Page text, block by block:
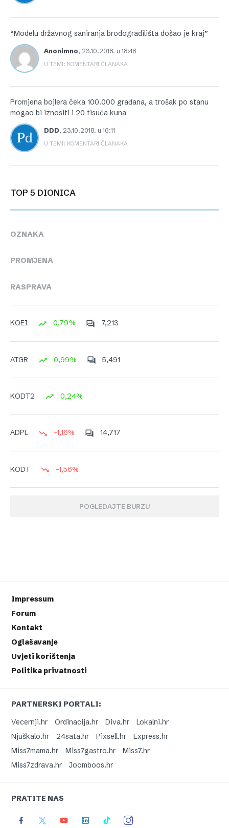
“Modelu državnog saniranja brodogradilišta došao je kraj”
Anonimno, 23.10.2018. u 18:48
U TEMI: KOMENTARI ČLANAKA
Promjena bojlera čeka 100.000 građana, a trošak po stanu
mogao bi iznositi i 20 tisuća kuna
DDD, 23.10.2018. u 16:11
U TEMI: KOMENTARI ČLANAKA
TOP 5 DIONICA
OZNAKA
PROMJENA
RASPRAVA
KOEI 0,79% 7,213
ATGR 0,99% 5,491
KODT2 0,24%
ADPL -1,16% 14,717
KODT -1,56%
POGLEDAJTE BURZU
Impressum
Forum
Kontakt
Oglašavanje
Uvjeti korištenja
Politika privatnosti
PARTNERSKI PORTALI:
Vecernji.hr
Ordinacija.hr Diva.hr
Lokalni.hr
Njuškalo.hr
24sata.hr Pixsell.hr
Express.hr
Miss7mama.hr
Miss7gastro.hr
Miss7.hr
Miss7zdrava.hr
Joomboos.hr
PRATITE NAS